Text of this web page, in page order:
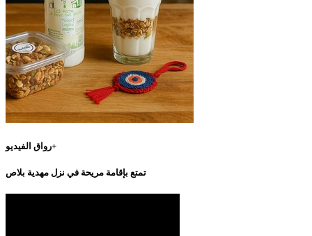
رواق الفيديو+
تمتع بإقامة مريحة في نزل مهدية بلاص